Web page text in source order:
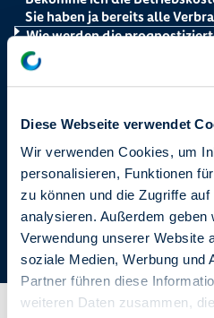
Diese Webseite verwendet
Wir verwenden Cookies, um
personalisieren, Funktionen
zu können und die Zugriffe
analysieren. Außerdem
Verwendung unserer Website
soziale Medien, Werbung und
Partner führen diese
weiteren Daten zusammen,
Sie haben ja bereits alle
Wie werden die
Mieterinnen und Mieter
Warum enthält das
Kaltwasserverbrauch?
enthält das Schreiben keine
Energieverbrauch?
Warum habe ich in diesem
Informationen über neue
der Wert für den laufenden
Monat eine
Warum habe ich noch kein
erhalten?
Warum
Meine degewo - das